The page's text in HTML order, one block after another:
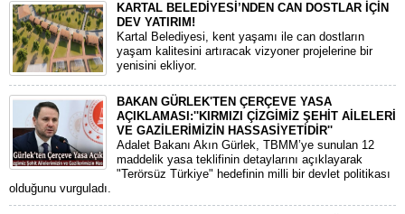
KARTAL BELEDİYESİ’NDEN CAN DOSTLAR İÇİN
DEV YATIRIM!
Kartal Belediyesi, kent yaşamı ile can dostların
yaşam kalitesini artıracak vizyoner projelerine bir
yenisini ekliyor.
BAKAN GÜRLEK'TEN ÇERÇEVE YASA
AÇIKLAMASI:''KIRMIZI ÇİZGİMİZ ŞEHİT AİLELERİ
VE GAZİLERİMİZİN HASSASİYETİDİR''
Adalet Bakanı Akın Gürlek, TBMM’ye sunulan 12
maddelik yasa teklifinin detaylarını açıklayarak
"Terörsüz Türkiye" hedefinin milli bir devlet politikası
olduğunu vurguladı.